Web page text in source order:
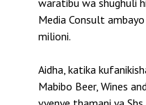
Media Consult ambayo
milioni.
Aidha, katika
Mabibo Beer, Wines